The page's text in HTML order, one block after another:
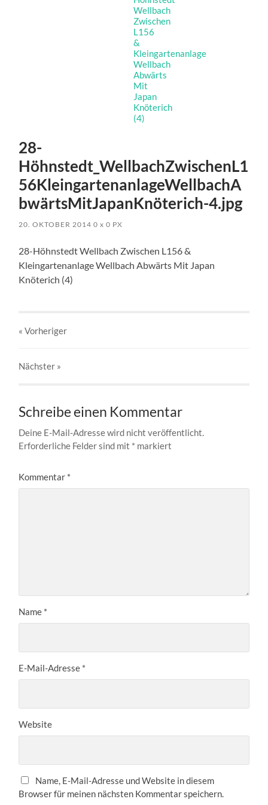
28-
Höhnstedt_WellbachZwischenL1
56KleingartenanlageWellbachA
bwärtsMitJapanKnöterich-4.jpg
20. OKTOBER 2014 0x 0 PX
28-Höhnstedt Wellbach Zwischen L156 &
Kleingartenanlage Wellbach Abwärts Mit Japan
Knöterich (4)
« Vorheriger
Nächster »
Schreibe einen Kommentar
Deine E-Mail-Adresse wird nicht veröffentlicht.
Erforderliche Felder sind mit * markiert
Kommentar *
Name *
E-Mail-Adresse *
Website
Name, E-Mail-Adresse und Website in diesem
Browser für meinen nächsten Kommentar speichern.